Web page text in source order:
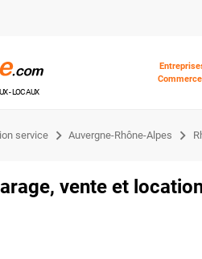
- LOCAUX
service Auvergne-Rhône-Alpes
vente et